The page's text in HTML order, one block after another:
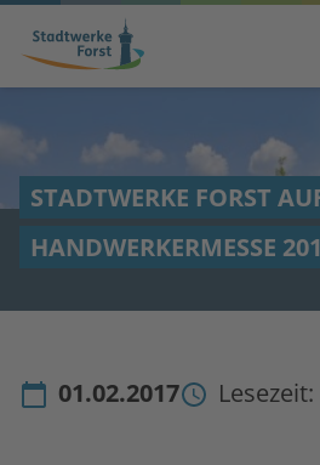
Hauptnavigation
anspringen
Inhaltsbereich
der
anspringen
Footer
anspringen
STADTWERKE FORST
HANDWERKERMESSE
01.02.2017 Lesezeit: